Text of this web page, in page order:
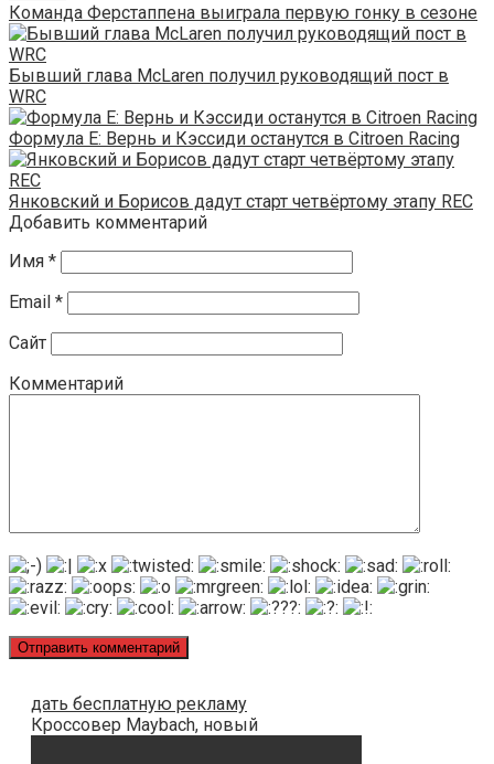
Команда Ферстаппена выиграла первую гонку в сезоне
Бывший глава McLaren получил руководящий пост в
WRC
Формула Е: Вернь и Кэссиди останутся в Citroen Racing
Янковский и Борисов дадут старт четвёртому этапу REC
Добавить комментарий
Имя *
Email *
Сайт
Комментарий
дать бесплатную рекламу
Кроссовер Maybach, новый